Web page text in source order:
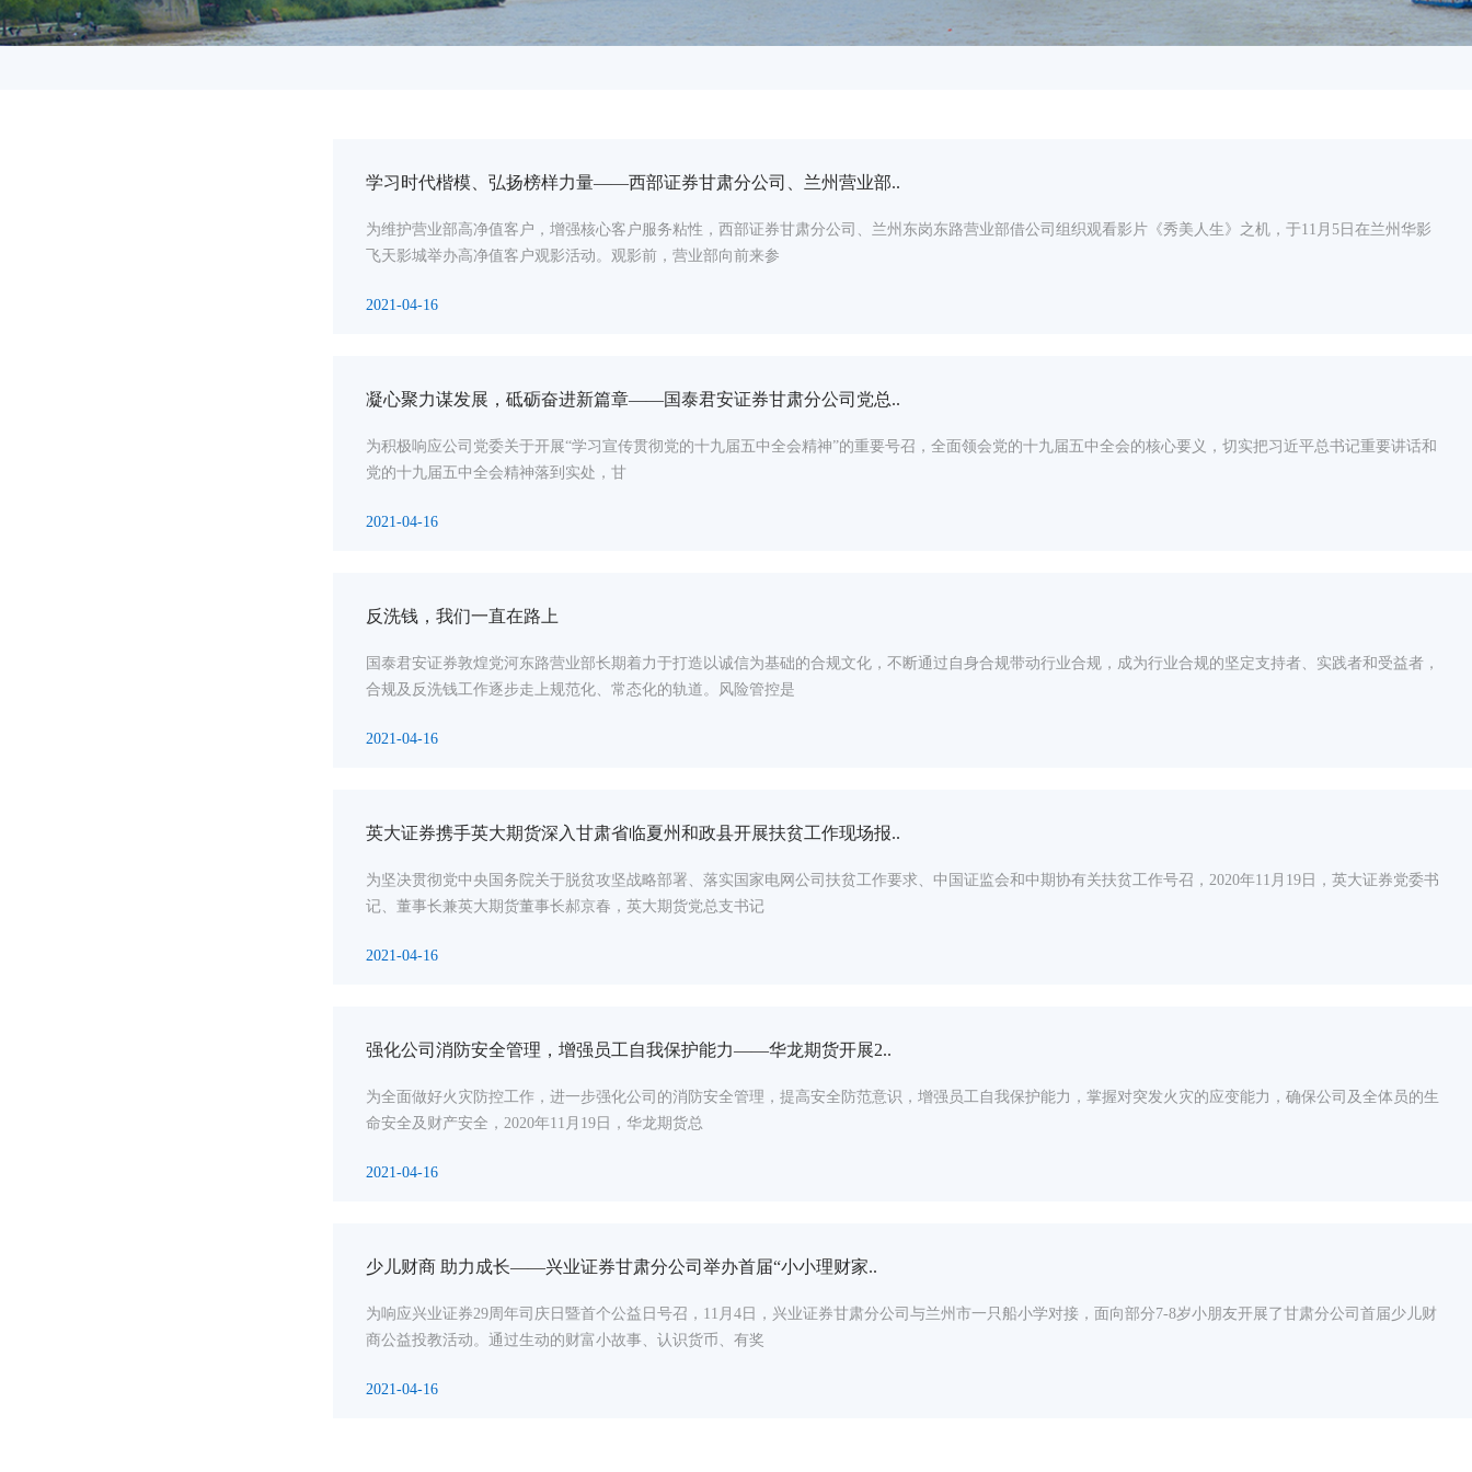
学习时代楷模、弘扬榜样力量——西部证券甘肃分公司、兰州营业部..
为维护营业部高净值客户，增强核心客户服务粘性，西部证券甘肃分公司、兰州东岗东路营业部借公司组织观看影片《秀美人生》之机，于11月5日在兰州华影
飞天影城举办高净值客户观影活动。观影前，营业部向前来参
2021-04-16
凝心聚力谋发展，砥砺奋进新篇章——国泰君安证券甘肃分公司党总..
为积极响应公司党委关于开展“学习宣传贯彻党的十九届五中全会精神”的重要号召，全面领会党的十九届五中全会的核心要义，切实把习近平总书记重要讲话和
党的十九届五中全会精神落到实处，甘
2021-04-16
反洗钱，我们一直在路上
国泰君安证券敦煌党河东路营业部长期着力于打造以诚信为基础的合规文化，不断通过自身合规带动行业合规，成为行业合规的坚定支持者、实践者和受益者，
合规及反洗钱工作逐步走上规范化、常态化的轨道。风险管控是
2021-04-16
英大证券携手英大期货深入甘肃省临夏州和政县开展扶贫工作现场报..
为坚决贯彻党中央国务院关于脱贫攻坚战略部署、落实国家电网公司扶贫工作要求、中国证监会和中期协有关扶贫工作号召，2020年11月19日，英大证券党委书
记、董事长兼英大期货董事长郝京春，英大期货党总支书记
2021-04-16
强化公司消防安全管理，增强员工自我保护能力——华龙期货开展2..
为全面做好火灾防控工作，进一步强化公司的消防安全管理，提高安全防范意识，增强员工自我保护能力，掌握对突发火灾的应变能力，确保公司及全体员的生
命安全及财产安全，2020年11月19日，华龙期货总
2021-04-16
少儿财商 助力成长——兴业证券甘肃分公司举办首届“小小理财家..
为响应兴业证券29周年司庆日暨首个公益日号召，11月4日，兴业证券甘肃分公司与兰州市一只船小学对接，面向部分7-8岁小朋友开展了甘肃分公司首届少儿财
商公益投教活动。通过生动的财富小故事、认识货币、有奖
2021-04-16